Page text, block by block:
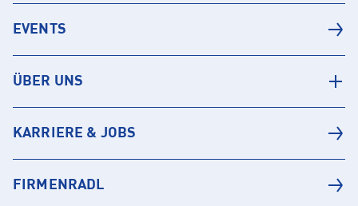
EVENTS
ÜBER UNS
KARRIERE & JOBS
FIRMENRADL